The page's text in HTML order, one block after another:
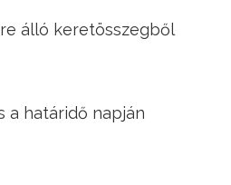
álló keretösszegből
a határidő napján